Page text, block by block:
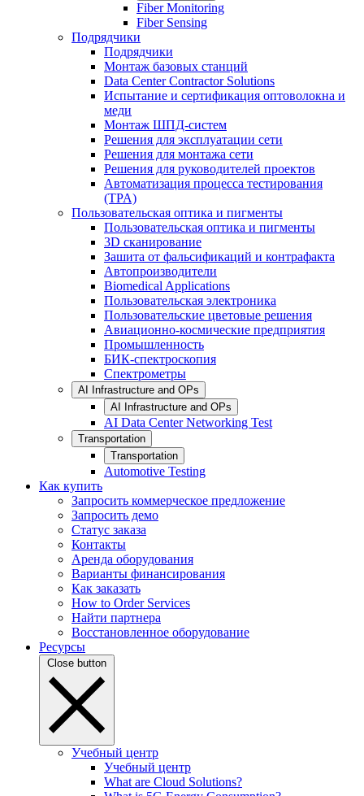
Fiber Monitoring
Fiber Sensing
Подрядчики
Подрядчики
Монтаж базовых станций
Data Center Contractor Solutions
Испытание и сертификация оптоволокна и
меди
Монтаж ШПД-систем
Решения для эксплуатации сети
Решения для монтажа сети
Решения для руководителей проектов
Автоматизация процесса тестирования
(TPA)
Пользовательская оптика и пигменты
Пользовательская оптика и пигменты
3D сканирование
Зашита от фальсификаций и контрафакта
Автопроизводители
Biomedical Applications
Пользовательская электроника
Пользовательские цветовые решения
Авиационно-космические предприятия
Промышленность
БИК-спектроскопия
Спектрометры
AI Infrastructure and OPs
AI Infrastructure and OPs
AI Data Center Networking Test
Transportation
Transportation
Automotive Testing
Как купить
Запросить коммерческое предложение
Запросить демо
Статус заказа
Контакты
Аренда оборудования
Варианты финансирования
Как заказать
How to Order Services
Найти партнера
Восстановленное оборудование
Ресурсы
Close button
Учебный центр
Учебный центр
What are Cloud Solutions?